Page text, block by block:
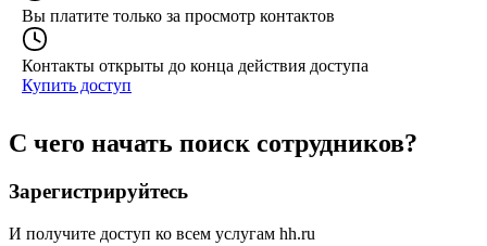
Вы платите только за просмотр контактов
Контакты открыты до конца действия доступа
Купить доступ
С чего начать поиск сотрудников?
Зарегистрируйтесь
И получите доступ ко всем услугам hh.ru